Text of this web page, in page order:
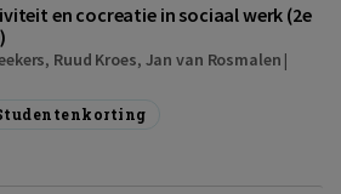
en cocreatie in sociaal werk (2e
, Ruud Kroes, Jan van Rosmalen |